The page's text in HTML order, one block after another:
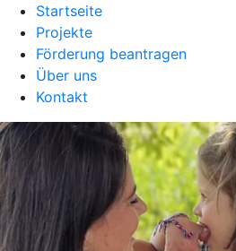
Startseite
Projekte
Förderung beantragen
Über uns
Kontakt